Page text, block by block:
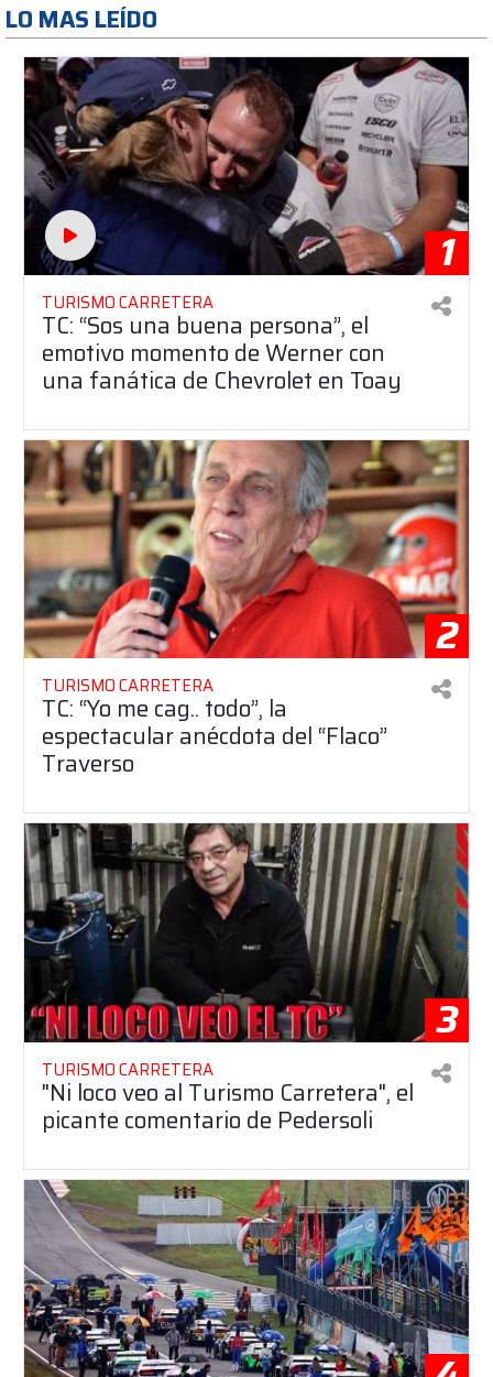
LO MAS LEÍDO
1
TURISMO CARRETERA
TC: “Sos una buena persona”, el
emotivo momento de Werner con
una fanática de Chevrolet en Toay
2
TURISMO CARRETERA
TC: “Yo me cag.. todo”, la
espectacular anécdota del “Flaco”
Traverso
3
TURISMO CARRETERA
"Ni loco veo al Turismo Carretera", el
picante comentario de Pedersoli